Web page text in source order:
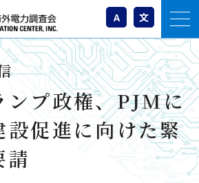
A 文
ンプ政権、PJMに
設促進に向けた緊
請